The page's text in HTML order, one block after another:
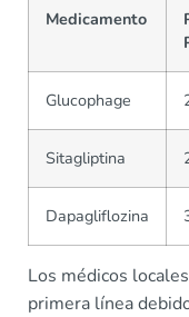
Medicamento
Glucophage
Sitagliptina
Dapagliflozina
Los médicos
primera línea